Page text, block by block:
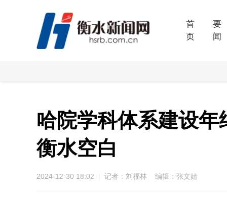
首
页
要
闻
哈院学科体系建设
衡水空白
2024-12-30 18:02 记者：刘福林 编辑：张文婧